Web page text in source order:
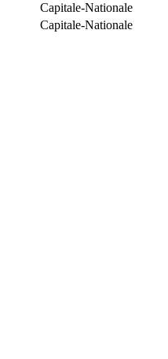
Capitale-Nationale
Capitale-Nationale